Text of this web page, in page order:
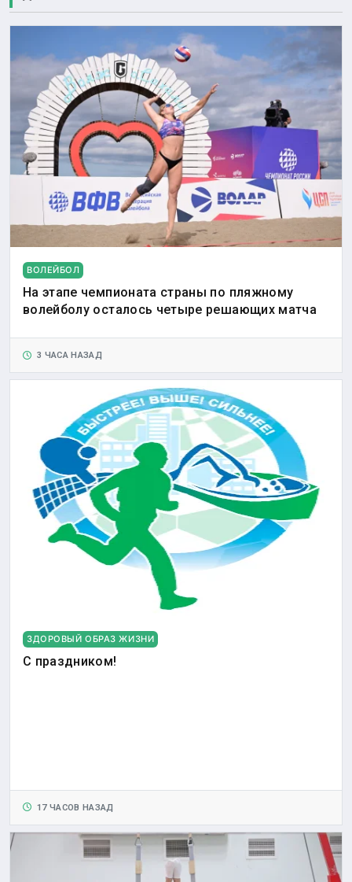
ВОЛЕЙБОЛ
На этапе чемпионата страны по пляжному
волейболу осталось четыре решающих матча
3 ЧАСА НАЗАД
ЗДОРОВЫЙ ОБРАЗ ЖИЗНИ
С праздником!
17 ЧАСОВ НАЗАД